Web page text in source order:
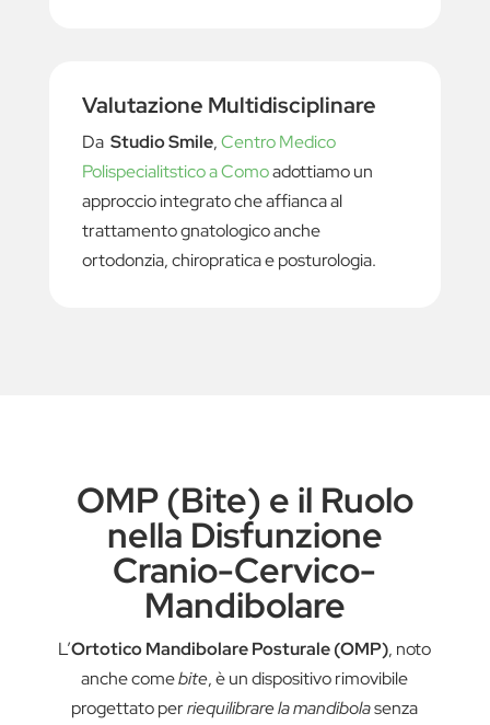
Valutazione Multidisciplinare
Da Studio Smile,Centro Medico
Polispecialitstico a Comoadottiamo un
approccio integrato che affianca al
trattamento gnatologico anche
ortodonzia,chiropraticaeposturologia.
OMP (Bite) e il Ruolo
nella Disfunzione
Cranio-Cervico-
Mandibolare
L’Ortotico Mandibolare Posturale (OMP), noto
anche comebite, è un dispositivo rimovibile
progettato perriequilibrare la mandibolasenza